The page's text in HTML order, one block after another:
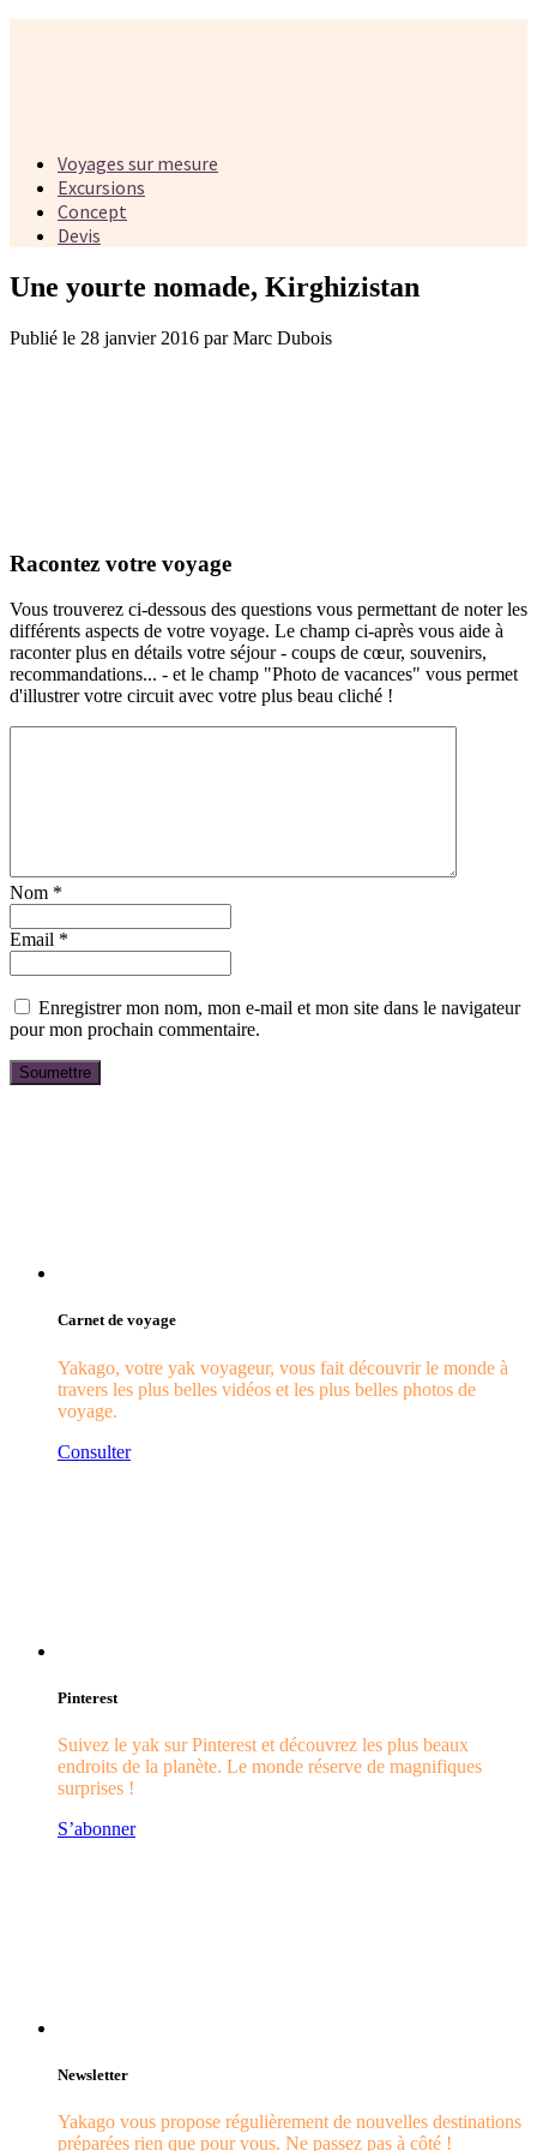
Voyages sur mesure
Excursions
Concept
Devis
Une yourte nomade, Kirghizistan
Publié le 28 janvier 2016 par Marc Dubois
Racontez votre voyage
Vous trouverez ci-dessous des questions vous permettant de noter les
différents aspects de votre voyage. Le champ ci-après vous aide à
raconter plus en détails votre séjour - coups de cœur, souvenirs,
recommandations... - et le champ "Photo de vacances" vous permet
d'illustrer votre circuit avec votre plus beau cliché !
Nom *
Email *
Enregistrer mon nom, mon e-mail et mon site dans le navigateur
pour mon prochain commentaire.
Carnet de voyage
Yakago, votre yak voyageur, vous fait découvrir le monde à
travers les plus belles vidéos et les plus belles photos de
voyage.
Consulter
Pinterest
Suivez le yak sur Pinterest et découvrez les plus beaux
endroits de la planète. Le monde réserve de magnifiques
surprises !
S’abonner
Newsletter
Yakago vous propose régulièrement de nouvelles destinations
préparées rien que pour vous. Ne passez pas à côté !